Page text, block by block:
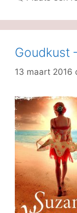
Goudkust
13 maart 2016